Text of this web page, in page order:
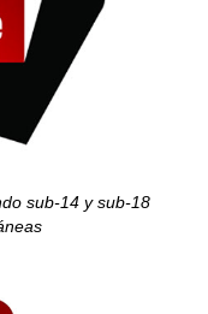
sub-14 y sub-18